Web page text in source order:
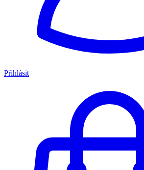
Přihlásit